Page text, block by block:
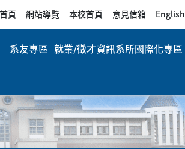
頁 網站導覽 本校首頁 意見信箱 English
系友專區 就業/徵才資訊系所國際化專區